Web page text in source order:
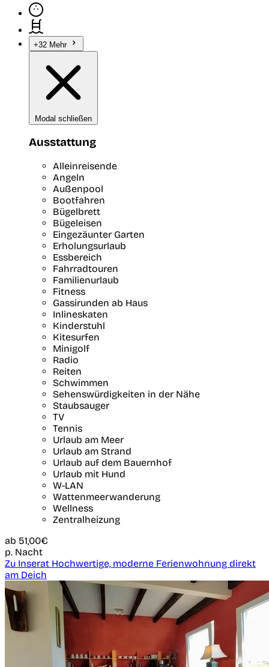
+32 Mehr
Modal schließen
Ausstattung
Alleinreisende
Angeln
Außenpool
Bootfahren
Bügelbrett
Bügeleisen
Eingezäunter Garten
Erholungsurlaub
Essbereich
Fahrradtouren
Familienurlaub
Fitness
Gassirunden ab Haus
Inlineskaten
Kinderstuhl
Kitesurfen
Minigolf
Radio
Reiten
Schwimmen
Sehenswürdigkeiten in der Nähe
Staubsauger
TV
Tennis
Urlaub am Meer
Urlaub am Strand
Urlaub auf dem Bauernhof
Urlaub mit Hund
W-LAN
Wattenmeerwanderung
Wellness
Zentralheizung
ab 51,00€
p. Nacht
Zu Inserat Hochwertige, moderne Ferienwohnung direkt
am Deich